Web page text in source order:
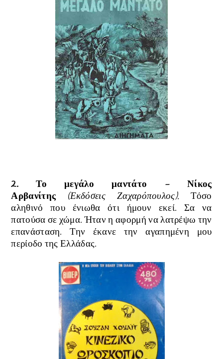
2. Το μεγάλο μαντάτο - Νίκος
Αρβανίτης (Εκδόσεις Ζαχαρόπουλος).
Τόσο
αληθινό που ένιωθα ότι ήμουν εκεί. Σα να
πατούσα σε χώμα. Ήταν η αφορμή να λατρέψω την
επανάσταση. Την έκανε την αγαπημένη μου
περίοδο της Ελλάδας.